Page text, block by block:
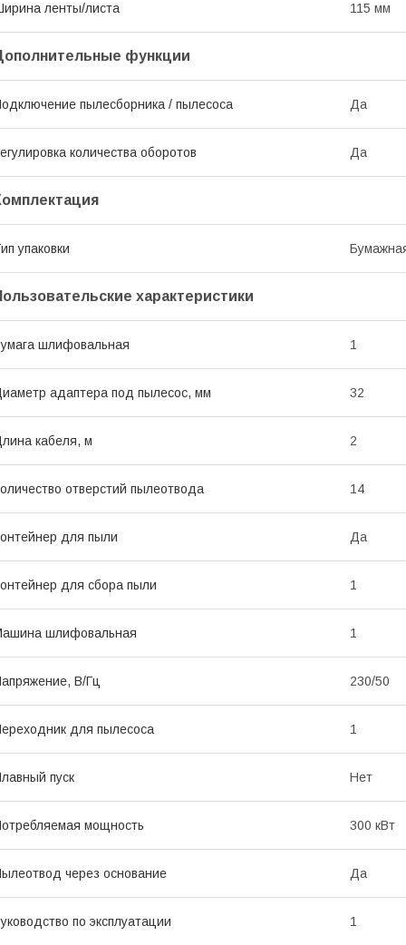
ленты/листа 115 мм
функции
пылесборника / пылесоса Да
количества оборотов Да
упаковки
характеристики
шлифовальная 1
адаптера под пылесос, мм 32
кабеля, м 2
отверстий пылеотвода 14
для пыли Да
для сбора пыли 1
шлифовальная 1
В/Гц 230/50
для пылесоса 1
пуск Нет
мощность 300 кВт
через основание Да
по эксплуатации 1